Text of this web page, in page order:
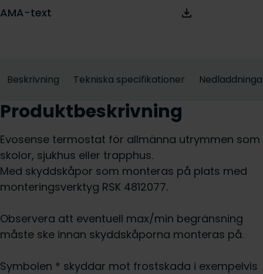
AMA-text
Beskrivning Tekniska specifikationer
Produktbeskrivning
Evosense termostat för allmänna utrymmen som
skolor, sjukhus eller trapphus.
Med skyddskåpor som monteras på plats med
monteringsverktyg RSK 4812077.
Observera att eventuell max/min begränsning
måste ske innan skyddskåporna monteras på.
Symbolen * skyddar mot frostskada i exempelvis